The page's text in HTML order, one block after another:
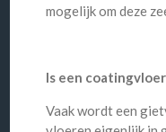
mogelijk om deze
Is een
Vaak wordt een